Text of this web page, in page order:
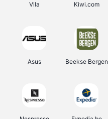
Vila Kiwi.com
Asus Beekse Bergen